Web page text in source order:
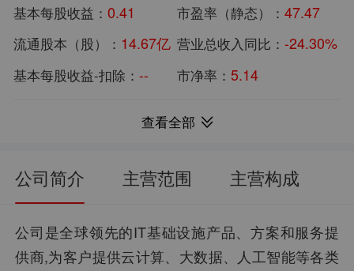
基本每股收益： 0.41 市盈率（静态）： 47.47
流通股本（股）： 14.67亿 营业总收入同比： -24.30%
基本每股收益-扣除： -- 市净率： 5.14
流通市值： 1143.98亿 归母净利润同比： 30.74%
每股资本公积金：
股东户数：33万 资产总计： 844.89亿
每股未分配利润：9.17 销售净利率：1.71%
查看全部
公司简介 主营范围 主营构成
公司是全球领先的IT基础设施产品、方案和服务提
供商,为客户提供云计算、大数据、人工智能等各类